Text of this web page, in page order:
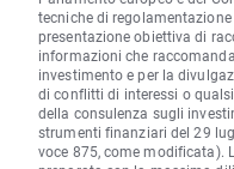
tecniche di
presentazione obiettiva di
informazioni che
investimento e per la
di conflitti di interessi o
della consulenza sugli
strumenti finanziari del 29
voce 875, come modificata).